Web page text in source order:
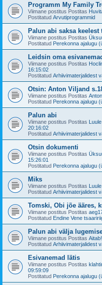
Programm My Family
Viimane postitus Postitas
Postitatud Arvutiprogrammid
Palun abi saksa keelest
Viimane postitus Postitas
Postitatud Perekonna ajalugu
Leidsin oma
Viimane postitus Postitas
16:15:02
Postitatud Arhiivimaterjalidest
Otsin: Anton Viljand
Viimane postitus Postitas
Postitatud Perekonna ajalugu
Palun abi
Viimane postitus Postitas
20:16:02
Postitatud Arhiivimaterjalidest
Otsin dokumenti
Viimane postitus Postitas
15:26:01
Postitatud Perekonna ajalugu
Miks
Viimane postitus Postitas
Postitatud Arhiivimaterjalidest
Tomski, Obi jõe ääres,
Viimane postitus Postitas
Postitatud Endine Vene
Palun abi välja
Viimane postitus Postitas Aitab!
Postitatud Arhiivimaterjalidest
Esivanemad lätis
Viimane postitus Postitas
09:59:09
Postitatud Perekonna ajalugu